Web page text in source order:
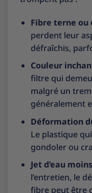
Fibre terne ou
perdent leur
défraîchis,
Couleur
filtre qui
malgré un
généralement
Déformation
Le plastique
gondoler ou
Jet d’eau
l’entretien, le
fibre peut être